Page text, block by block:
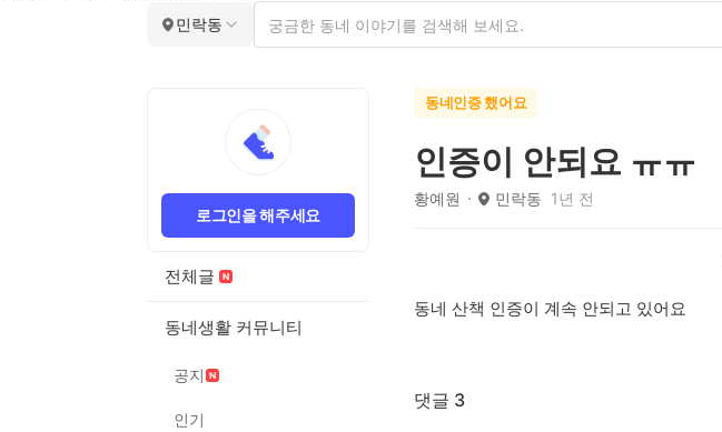
민락동
로그인을 해주세요
전체글
동네생활 커뮤니티
공지
인기
동네인증 했어요
인증이 안되요 ㅠㅠ
황예원 민락동 1년 전
동네 산책 인증이 계속 안되고 있어요
댓글 3